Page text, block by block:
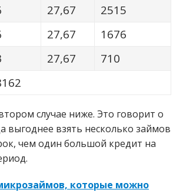
27,67
2515
27,67
1676
27,67
710
случае ниже. Это говорит о
выгоднее взять несколько займов
чем один большой кредит на
которые можно